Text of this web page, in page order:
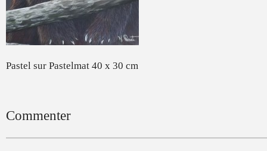
Pastel sur Pastelmat 40 x 30 cm
Commenter